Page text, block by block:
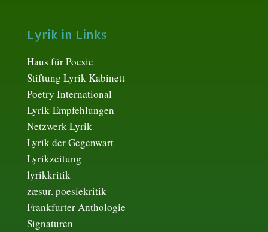
Lyrik in Links
Haus für Poesie
Stiftung Lyrik Kabinett
Poetry International
Lyrik-Empfehlungen
Netzwerk Lyrik
Lyrik der Gegenwart
Lyrikzeitung
lyrikkritik
zæsur. poesiekritik
Frankfurter Anthologie
Signaturen